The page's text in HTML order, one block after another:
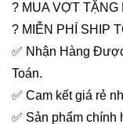
? MUA VỢT
? MIỄN PHÍ SHIP
✅ Nhận Hàng
Toán.
✅ Cam kết giá rẻ
✅ Sản phẩm chính